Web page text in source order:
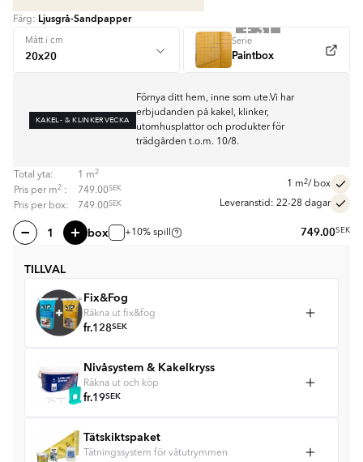
Färg: Ljusgrå-Sandpapper
+ 31
Mått i cm Serie
Paintbox
KAKEL- & KLINKERVECKA
Förnya ditt hem, inne som ute.Vi har
erbjudanden på kakel, klinker,
utomhusplattor och produkter för
trädgården t.o.m. 10/8.
Total yta: 1 m 2
Pris per m 2 : 749.00SEK
Pris per box: 749.00SEK
1 m2/ box
Leveranstid: 22-28 dagar
box +10% spill 749.00SEK
TILLVAL
Fix&Fog
Räkna ut fix&fog
fr.128SEK
Nivåsystem & Kakelkryss
Räkna ut och köp
fr.19SEK
Tätskiktspaket
Tätningssystem för våtutrymmen